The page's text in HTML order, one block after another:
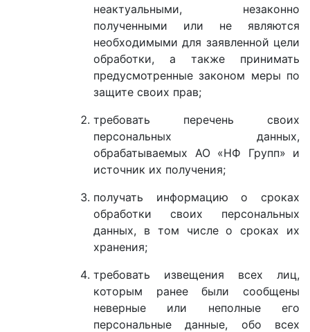
неактуальными, незаконно
полученными или не являются
необходимыми для заявленной цели
обработки, а также принимать
предусмотренные законом меры по
защите своих прав;
требовать перечень своих
персональных данных,
обрабатываемых АО «НФ Групп» и
источник их получения;
получать информацию о сроках
обработки своих персональных
данных, в том числе о сроках их
хранения;
требовать извещения всех лиц,
которым ранее были сообщены
неверные или неполные его
персональные данные, обо всех